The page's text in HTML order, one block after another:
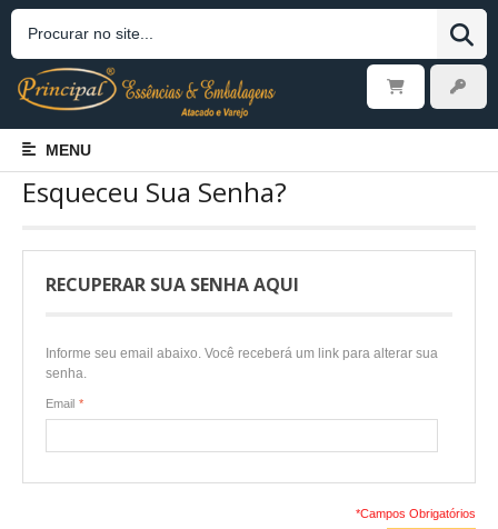
MENU
Esqueceu Sua Senha?
RECUPERAR SUA SENHA AQUI
Informe seu email abaixo. Você receberá um link para alterar sua
senha.
*
Email
*Campos Obrigatórios